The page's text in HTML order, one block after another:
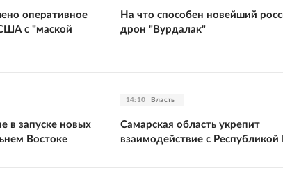
оперативное
с "маской
На что способен новейший
дрон "Вурдалак"
в запуске новых
Востоке
14:10 Власть
Самарская область укрепит
взаимодействие с